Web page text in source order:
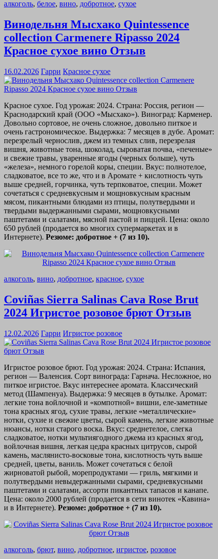
алкоголь, белое, вино, добротное, сухое
Винодельня Мысхако Quintessence
collection Carmenere Ripasso 2024
Красное сухое вино Отзыв
16.02.2026 Гарри Красное сухое
Красное сухое. Год урожая: 2024. Страна: Россия, регион —
Краснодарский край (ООО «Мысхако»). Виноград: Карменер.
Довольно сортовое, не очень сложное, довольно питкое и
очень гастрономическое. Выдержка: 7 месяцев в дубе. Аромат:
перезрелый чернослив, джем из темных слив, перезрелая
вишня, животные тона, шоколад, сыроватая почва, «печеные»
и свежие травы, уваренные ягоды (черных больше), чуть
«железа», немного горелой коры, специи. Вкус: полнотелое,
сладковатое, все то же, что и в Аромате + кислотность чуть
выше средней, горчинка, чуть терпковатое, специи. Может
сочетаться с средневкусным и мощновкусным красным
мясом, пикантными блюдами из птицы, полутвердыми и
твердыми выдержанными сырами, мощновкусными
паштетами и салатами, мясной пастой и пиццей. Цена: около
650 рублей (продается во многих супермаркетах и в
Интернете). Резюме: добротное + (7 из 10).
алкоголь, вино, добротное, красное, сухое
Coviñas Sierra Salinas Cava Rose Brut
2024 Игристое розовое брют Отзыв
12.02.2026 Гарри Игристое розовое
Игристое розовое брют. Год урожая: 2024. Страна: Испания,
регион — Валенсия. Сорт винограда: Гарнача. Несложное, но
питкое игристое. Вкус интереснее аромата. Классический
метод (Шампенуа). Выдержка: 9 месяцев в бутылке. Аромат:
легкие тона войлочной и «компотной» вишни, еле-заметные
тона красных ягод, сухие травы, легкие «металлические»
нотки, сухие и свежие цветы, сырой камень, легкие животные
нюансы, нотки старого воска. Вкус: среднетелое, слегка
сладковатое, нотки мультиягодного джема из красных ягод,
войлочная вишня, легкая цедра красных цитрусов, сырой
камень, маслянисто-восковые тона, кислотность чуть выше
средней, цветы, ваниль. Может сочетаться с белой
жирноватой рыбой, морепродуктами — гриль, мягкими и
полутвердыми невыдержанными сырами, средневкусными
паштетами и салатами, ассорти пикантных тапасов и канапе.
Цена: около 2000 рублей (продается в сети винотек «Кавина»
и в Интернете). Резюме: добротное + (7 из 10).
алкоголь, брют, вино, добротное, игристое, розовое